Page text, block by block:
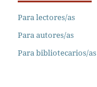
Para lectores/as
Para autores/as
Para bibliotecarios/as